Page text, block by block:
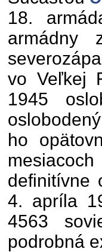
18.
armádny
vo Veľkej
1945
ho
definitívne
4. apríla
4563
podrobná